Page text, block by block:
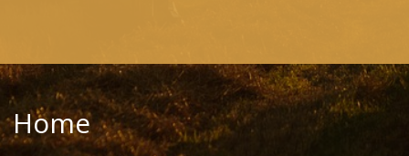
Home